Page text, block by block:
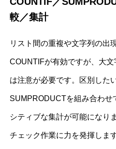
較／集計
リスト間の重複や文字列の出
COUNTIFが有効ですが、大
は注意が必要です。区別した
SUMPRODUCTを組み合わせ
シティブな集計が可能になり
チェック作業に力を発揮します